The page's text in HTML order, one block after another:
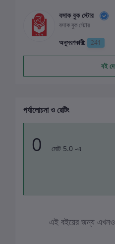
বসাক বুক স্টোর
বসাক বুক স্টোর
অনুসরণকারী:
241
বই
পর্যালোচনা ও রেটিং
0 মোট 5.0 -এ
এই বইয়ের জন্য এখনও